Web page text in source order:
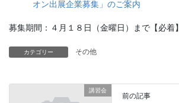
オン出展企業募集」のご案内
募集期間：４月１８日（金曜日）まで【必着】
カテゴリー その他
講習会
前の記事